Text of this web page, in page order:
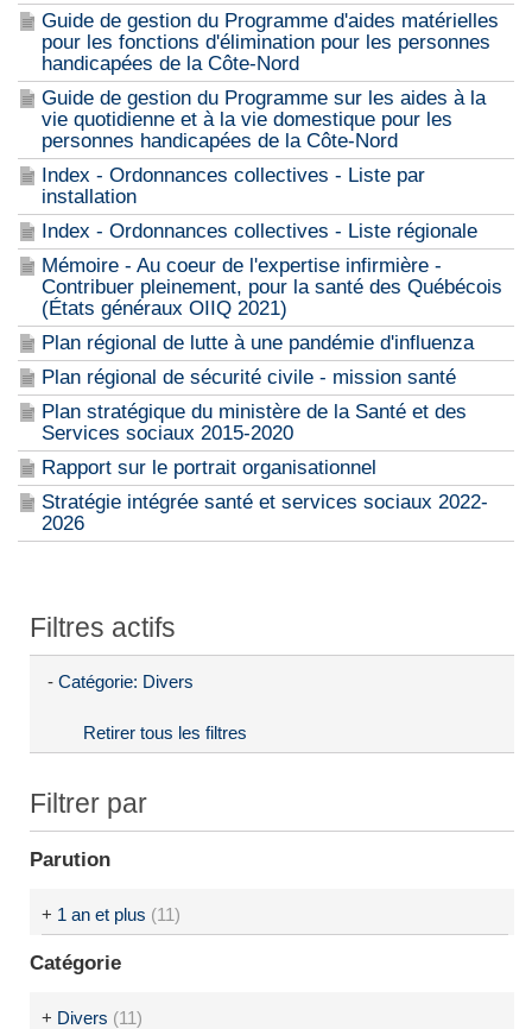
Guide de gestion du Programme d'aides matérielles
pour les fonctions d'élimination pour les personnes
handicapées de la Côte-Nord
Guide de gestion du Programme sur les aides à la
vie quotidienne et à la vie domestique pour les
personnes handicapées de la Côte-Nord
Index - Ordonnances collectives - Liste par
installation
Index - Ordonnances collectives - Liste régionale
Mémoire - Au coeur de l'expertise infirmière -
Contribuer pleinement, pour la santé des Québécois
(États généraux OIIQ 2021)
Plan régional de lutte à une pandémie d'influenza
Plan régional de sécurité civile - mission santé
Plan stratégique du ministère de la Santé et des
Services sociaux 2015-2020
Rapport sur le portrait organisationnel
Stratégie intégrée santé et services sociaux 2022-
2026
Filtres actifs
- Catégorie: Divers
Retirer tous les filtres
Filtrer par
Parution
+ 1 an et plus (11)
Catégorie
+ Divers (11)